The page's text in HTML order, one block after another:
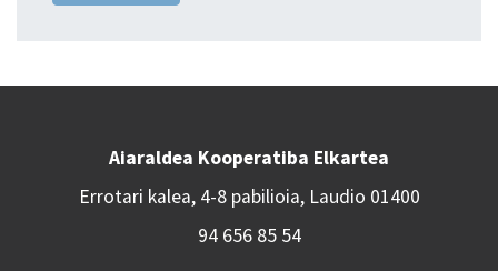
Aiaraldea Kooperatiba Elkartea
Errotari kalea, 4-8 pabilioia, Laudio 01400
94 656 85 54